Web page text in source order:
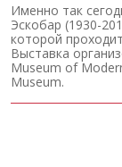
Именно так
Эскобар (1930-
которой
Выставка
Museum of
Museum.